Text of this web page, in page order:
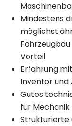
Mindestens
möglichst
Vorteil
Erfahrung
Inventor und
Gutes
für Mechanik
Strukturierte